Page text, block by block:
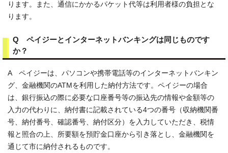
ります。また、通信にかかるパケット代等は利用者様の負担とな
ります。
Q ペイジーとインターネットバンキングは同じものです
か？
A ペイジーは、パソコンや携帯電話等のインターネットバンキン
グ、金融機関のATMを利用した納付方法です。ペイジーの場合
は、銀行振込の際に必要な口座番号等の振込先の情報や金額等の
入力の代わりに、納付書に記載されている4つの番号（収納機関番
号、納付番号、確認番号、納付区分）を入力していただき、税情
報と照合の上、所要額を預貯金口座から引き落とし、金融機関を
通じて市に納付されるものです。